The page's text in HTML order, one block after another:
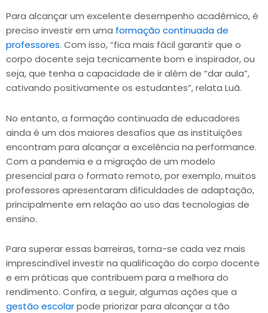
Para alcançar um excelente desempenho acadêmico, é
preciso investir em uma formação continuada de
professores. Com isso, “fica mais fácil garantir que o
corpo docente seja tecnicamente bom e inspirador, ou
seja, que tenha a capacidade de ir além de “dar aula”,
cativando positivamente os estudantes”, relata Luã.
No entanto, a formação continuada de educadores
ainda é um dos maiores desafios que as instituições
encontram para alcançar a excelência na performance.
Com a pandemia e a migração de um modelo
presencial para o formato remoto, por exemplo, muitos
professores apresentaram dificuldades de adaptação,
principalmente em relação ao uso das tecnologias de
ensino.
Para superar essas barreiras, torna-se cada vez mais
imprescindível investir na qualificação do corpo docente
e em práticas que contribuem para a melhora do
rendimento. Confira, a seguir, algumas ações que a
gestão escolarpode priorizar para alcançar a tão